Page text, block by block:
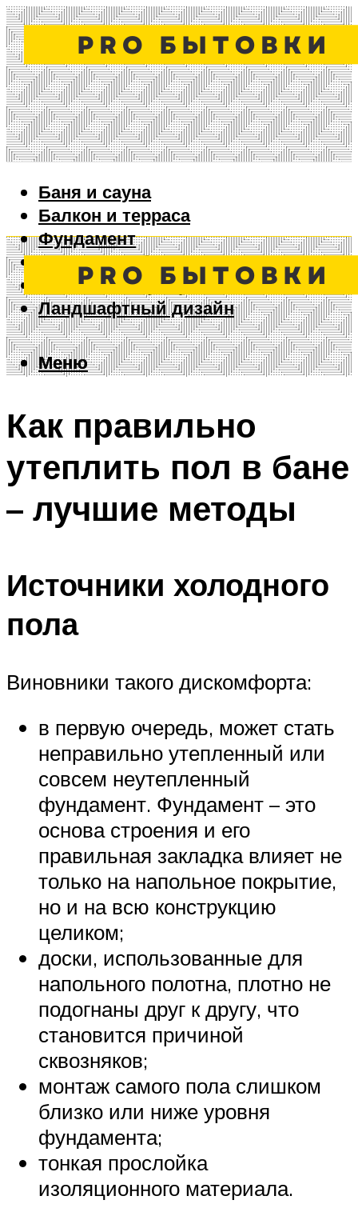
Баня и сауна
Балкон и терраса
Фундамент
Ворота и забор
Дизайн интерьера
Ландшафтный дизайн
Меню
Меню
Как правильно
утеплить пол в бане
– лучшие методы
Источники холодного
пола
Виновники такого дискомфорта:
в первую очередь, может стать
неправильно утепленный или
совсем неутепленный
фундамент. Фундамент – это
основа строения и его
правильная закладка влияет не
только на напольное покрытие,
но и на всю конструкцию
целиком;
доски, использованные для
напольного полотна, плотно не
подогнаны друг к другу, что
становится причиной
сквозняков;
монтаж самого пола слишком
близко или ниже уровня
фундамента;
тонкая прослойка
изоляционного материала.